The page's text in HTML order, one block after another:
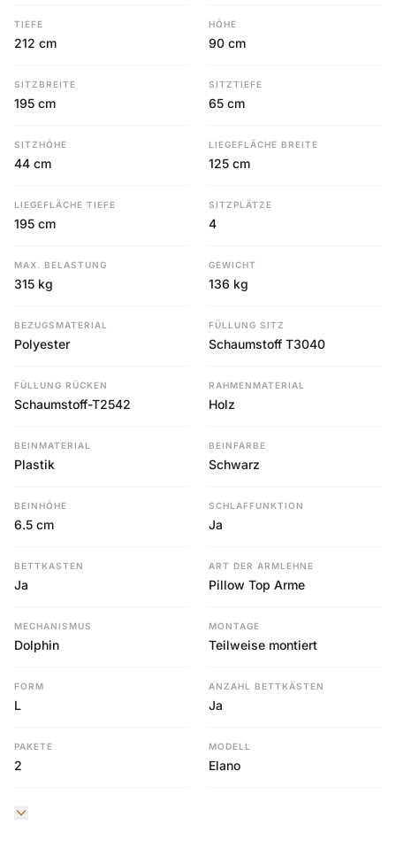
TIEFE
212 cm
HÖHE
90 cm
SITZBREITE
195 cm
SITZTIEFE
65 cm
SITZHÖHE
44 cm
LIEGEFLÄCHE BREITE
125 cm
LIEGEFLÄCHE TIEFE
195 cm
SITZPLÄTZE
4
MAX. BELASTUNG
315 kg
GEWICHT
136 kg
BEZUGSMATERIAL
Polyester
FÜLLUNG SITZ
Schaumstoff T3040
FÜLLUNG RÜCKEN
Schaumstoff-T2542
RAHMENMATERIAL
Holz
BEINMATERIAL
Plastik
BEINFARBE
Schwarz
BEINHÖHE
6.5 cm
SCHLAFFUNKTION
Ja
BETTKASTEN
Ja
ART DER ARMLEHNE
Pillow Top Arme
MECHANISMUS
Dolphin
MONTAGE
Teilweise montiert
FORM
L
ANZAHL BETTKÄSTEN
Ja
PAKETE
2
MODELL
Elano